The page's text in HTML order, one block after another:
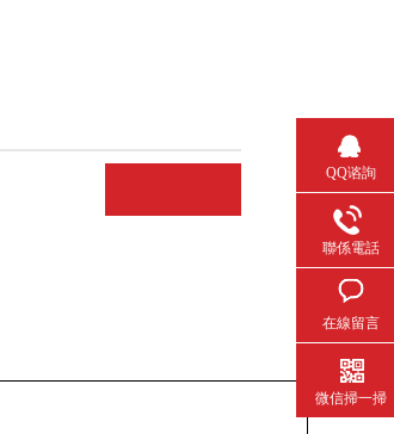
QQ谘詢
聯係電話
在線留言
微信掃一掃